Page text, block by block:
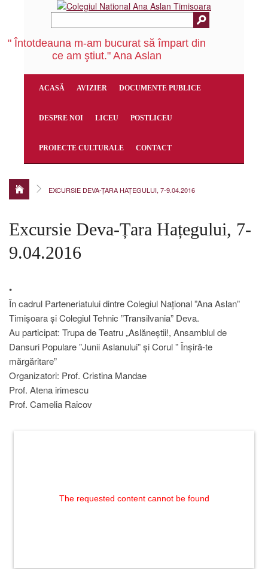
" Întotdeauna m-am bucurat să împart din
ce am ştiut." Ana Aslan
ACASĂ AVIZIER DOCUMENTE PUBLICE
DESPRE NOI LICEU POSTLICEU
PROIECTE CULTURALE CONTACT
EXCURSIE DEVA-ȚARA HAȚEGULUI, 7-9.04.2016
Excursie Deva-Țara Hațegului, 7-
9.04.2016
•
În cadrul Parteneriatului dintre Colegiul Național ”Ana Aslan”
Timișoara și Colegiul Tehnic ”Transilvania” Deva.
Au participat: Trupa de Teatru „Aslăneștii!, Ansamblul de
Dansuri Populare ”Junii Aslanului” și Corul ” Înșiră-te
mărgăritare”
Organizatori: Prof. Cristina Mandae
Prof. Atena irimescu
Prof. Camelia Raicov
The requested content cannot be found